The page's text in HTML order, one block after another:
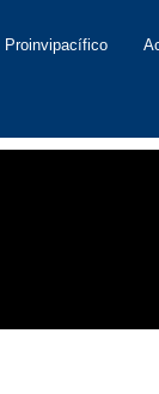
Proinvipacífico